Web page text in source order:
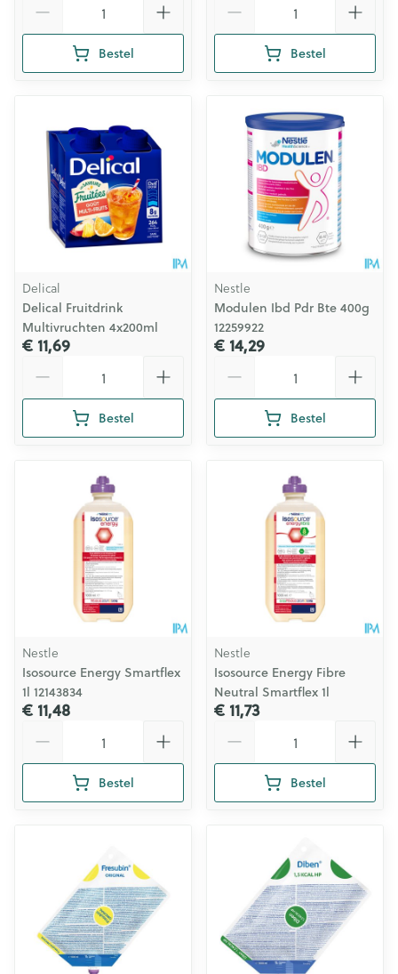
Bestel Bestel
Delical
Delical Fruitdrink
Multivruchten 4x200ml
€ 11,69
Bestel
Nestle
Modulen Ibd Pdr Bte 400g
12259922
€ 14,29
Bestel
Nestle
Isosource Energy Smartflex
1l 12143834
€ 11,48
Bestel
Nestle
Isosource Energy Fibre
Neutral Smartflex 1l
€ 11,73
Bestel